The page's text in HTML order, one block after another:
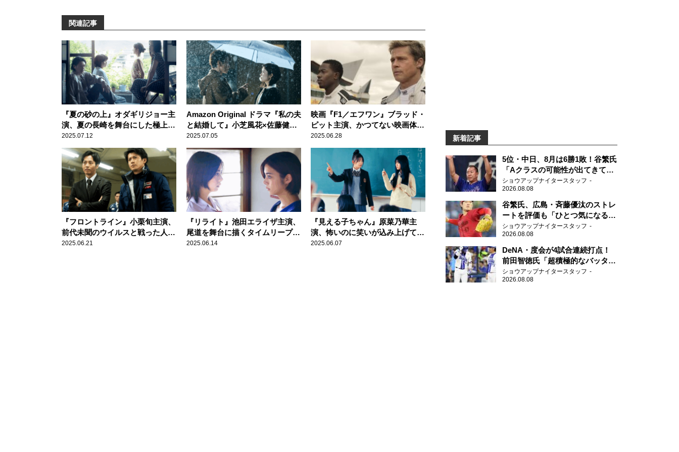
関連記事
『夏の砂の上』オダギリジョー主
演、夏の長崎を舞台にした極上の
人間ドラマ
2025.07.12
Amazon Original ドラマ『私の夫
と結婚して』小芝風花×佐藤健、
人気韓国ドラマを日本で実写ドラ
マ化
2025.07.05
映画『F1／エフワン』ブラッド・
ピット主演、かつてない映画体験
に心躍る！
2025.06.28
『フロントライン』小栗旬主演、
前代未聞のウイルスと戦った人々
の物語
2025.06.21
『リライト』池田エライザ主演、
尾道を舞台に描くタイムリープ・
ミステリー
2025.06.14
『見える子ちゃん』原菜乃華主
演、怖いのに笑いが込み上げてく
るホラーエンターテイメント
2025.06.07
新着記事
5位・中日、8月は6勝1敗！谷繁氏
「Aクラスの可能性が出てきてい
ますね」
ショウアップナイタースタッフ
2026.08.08
谷繁氏、広島・斉藤優汰のストレ
ートを評価も「ひとつ気になるこ
とが…」
ショウアップナイタースタッフ
2026.08.08
DeNA・度会が4試合連続打点！
前田智徳氏「超積極的なバッター
はチャンスに強い」
ショウアップナイタースタッフ
2026.08.08